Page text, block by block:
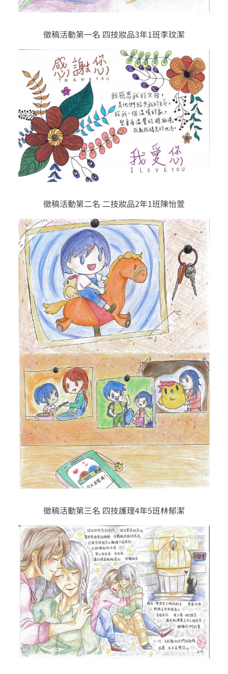
徵稿活動第一名 四技妝品3年1班李玟潔
徵稿活動第二名 二技妝品2年1班陳怡萱
徵稿活動第三名 四技護理4年5班林郁潔